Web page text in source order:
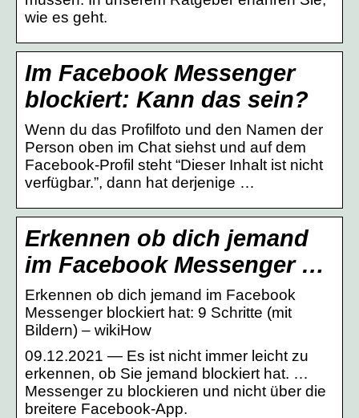
wie es geht.
Im Facebook Messenger
blockiert: Kann das sein?
Wenn du das Profilfoto und den Namen der
Person oben im Chat siehst und auf dem
Facebook-Profil steht “Dieser Inhalt ist nicht
verfügbar.”, dann hat derjenige …
Erkennen ob dich jemand
im Facebook Messenger …
Erkennen ob dich jemand im Facebook
Messenger blockiert hat: 9 Schritte (mit
Bildern) – wikiHow
09.12.2021 — Es ist nicht immer leicht zu
erkennen, ob Sie jemand blockiert hat. …
Messenger zu blockieren und nicht über die
breitere Facebook-App.